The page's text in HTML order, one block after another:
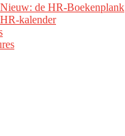
Nieuw: de HR-Boekenplank
HR-kalender